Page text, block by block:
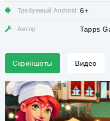
Требуемый Android: 6+
Автор: Tapps
Скриншоты Видео